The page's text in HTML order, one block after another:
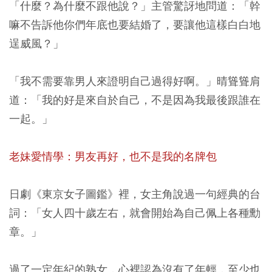
「什麼？為什麼不跟他說？」主管驚訝地問道：「幹
嘛不告訴他你們年底也要結婚了，要讓他這樣白白地
逞威風？」
「我不需要靠男人來證明自己過得好啊。」晴聳聳肩
道：「我的好是來自於自己，不是因為我最後跟誰在
一起。」
老妹愛情學：男友再好，也不是我的名牌包
日劇《東京女子圖鑑》裡，女主角說過一句經典的台
詞：「女人四十歲左右，就會開始為自己佩上各種勳
章。」
過了一定年紀的熟女，心裡認為沒有了年輕，至少也